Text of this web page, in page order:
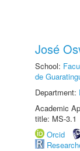
José
School:
de
Department:
Academic
title: MS-3.1
Orcid